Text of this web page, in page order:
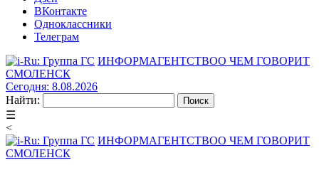
ВКонтакте
Одноклассники
Телеграм
ИНФОРМАГЕНТСТВОО ЧЕМ ГОВОРИТ
СМОЛЕНСК
Сегодня: 8.08.2026
Найти:
☰
<
ИНФОРМАГЕНТСТВОО ЧЕМ ГОВОРИТ
СМОЛЕНСК